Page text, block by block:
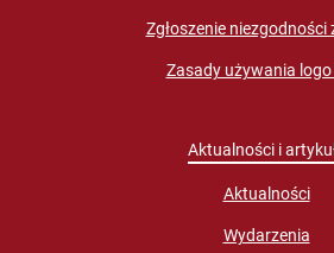
Zgłoszenie niezgodności
Zasady używania logo
Aktualności i
Aktualności
Wydarzenia